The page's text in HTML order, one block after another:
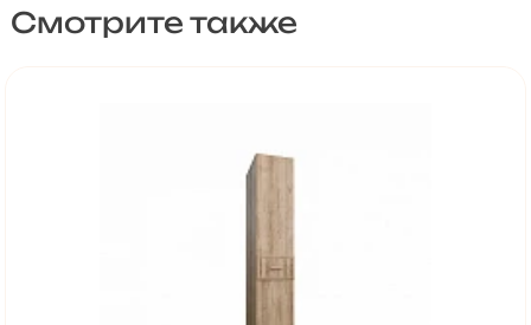
Смотрите также